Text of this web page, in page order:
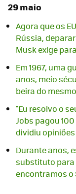
29 maio
Agora que os
Rússia,
Musk exige
Em 1967, uma
anos; meio
beira do
"Eu resolvo o
Jobs pagou
dividiu
Durante anos,
substituto para
encontramos o